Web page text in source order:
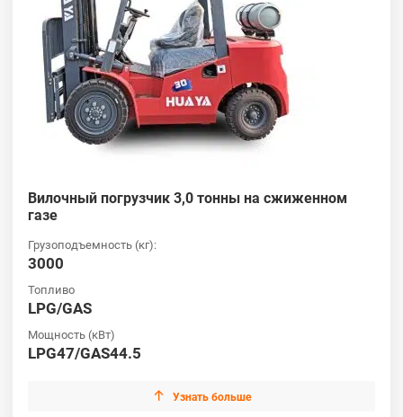
Вилочный погрузчик 3,0 тонны на сжиженном
газе
Грузоподъемность (кг):
3000
Топливо
LPG/GAS
Мощность (кВт)
LPG47/GAS44.5
 Узнать больше